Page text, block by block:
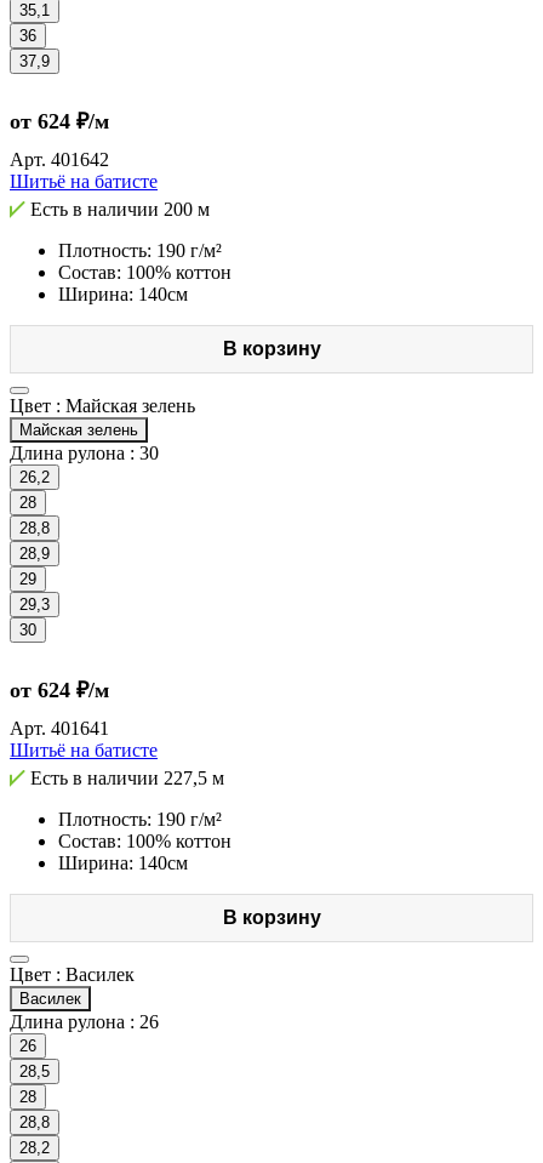
35,1
36
37,9
от 624 ₽/м
Арт. 401642
Шитьё на батисте
Есть в наличии 200 м
Плотность: 190 г/м²
Состав: 100% коттон
Ширина: 140см
В корзину
Цвет : Майская зелень
Майская зелень
Длина рулона : 30
26,2
28
28,8
28,9
29
29,3
30
от 624 ₽/м
Арт. 401641
Шитьё на батисте
Есть в наличии 227,5 м
Плотность: 190 г/м²
Состав: 100% коттон
Ширина: 140см
В корзину
Цвет : Василек
Василек
Длина рулона : 26
26
28,5
28
28,8
28,2